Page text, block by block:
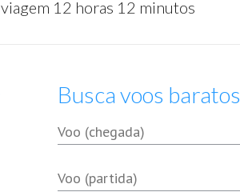
12 horas 12 minutos
Busca voos baratos